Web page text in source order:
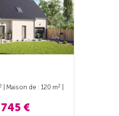
| Maison de : 120 m2
€